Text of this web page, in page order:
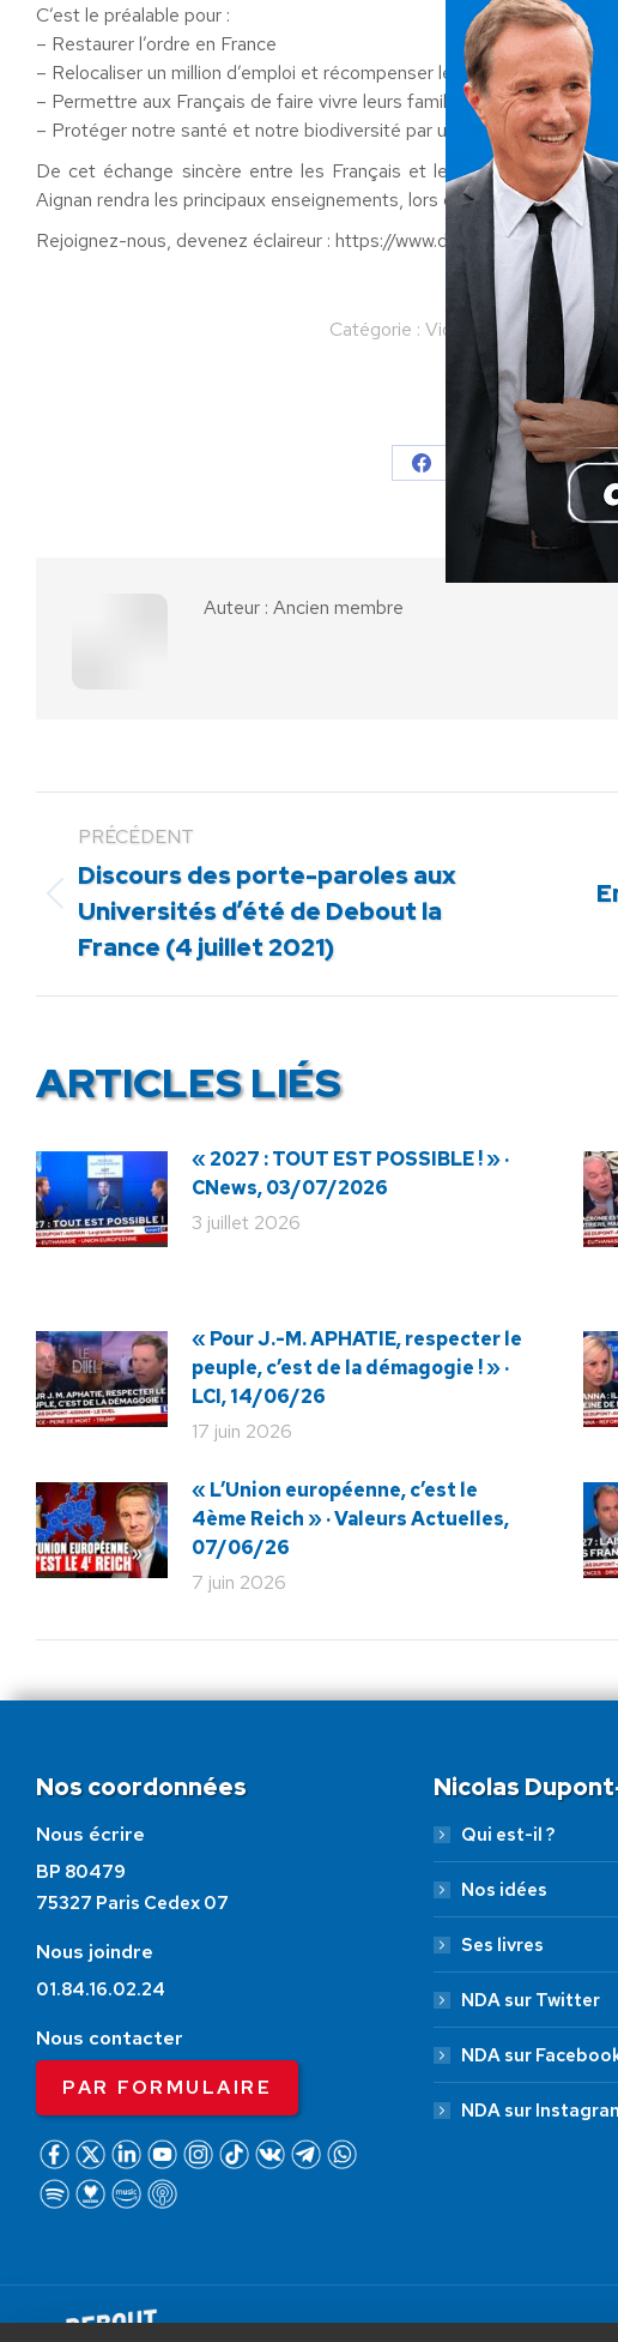
C’est le préalable pour :
– Restaurer l’ordre en France
– Relocaliser un million d’emploi et récompenser le travail
– Permettre aux Français de faire vivre leurs familles dans la dignité
– Protéger notre santé et notre biodiversité par une écologie
De cet échange sincère entre les Français et les milliers
Aignan rendra les principaux enseignements, lors de son premier
Rejoignez-nous, devenez éclaireur : https://www.debout-la-france.fr/
Catégorie : Vidéo ParAncien
Partager cet
PartagerPartager
sur
sur
Pinterest
Auteur : Ancien membre
PRÉCÉDENT
Article
précédent
:
Discours des porte-paroles aux
Universités d’été de Debout la
France (4 juillet 2021)
ARTICLES LIÉS
« 2027 : TOUT EST POSSIBLE ! » ·
CNews, 03/07/2026
3 juillet 2026
« Pour J.-M. APHATIE, respecter le
peuple, c’est de la démagogie ! » ·
LCI, 14/06/26
17 juin 2026
« L’Union européenne, c’est le
4ème Reich » · Valeurs Actuelles,
07/06/26
7 juin 2026
Nos coordonnées
Nous écrire
BP 80479
75327 Paris Cedex 07
Nous joindre
01.84.16.02.24
Nous contacter
PAR FORMULAIRE
Nicolas
Qui est-il ?
Nos idées
Ses livres
NDA sur Twitter
NDA sur
NDA sur
AIDEZ NOUS À